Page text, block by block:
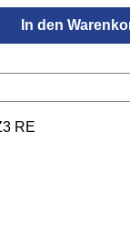
FLC-220
In den